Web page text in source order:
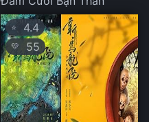
⭐ 4.4
💛 55